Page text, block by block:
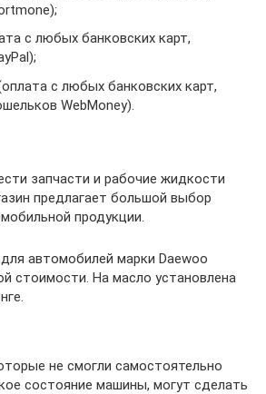
с любых банковских карт,
с любых банковских карт,
WebMoney).
запчасти и рабочие жидкости
предлагает большой выбор
продукции.
автомобилей марки Daewoo
стоимости. На масло установлена
не смогли самостоятельно
состояние машины, могут сделать